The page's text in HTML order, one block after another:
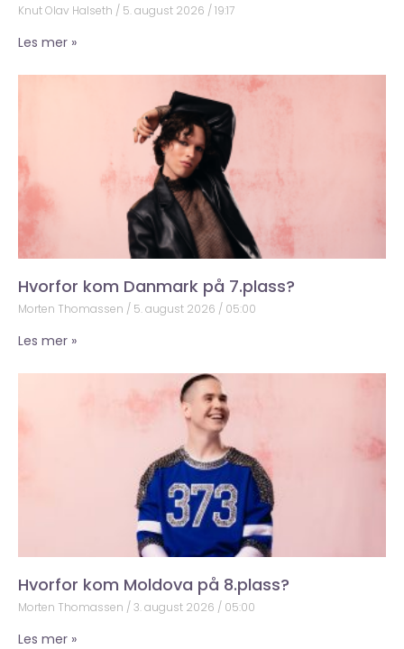
Knut Olav Halseth 5. august 2026 19:17
Les mer »
Hvorfor kom Danmark på 7.plass?
Morten Thomassen 5. august 2026 05:00
Les mer »
Hvorfor kom Moldova på 8.plass?
Morten Thomassen 3. august 2026 05:00
Les mer »